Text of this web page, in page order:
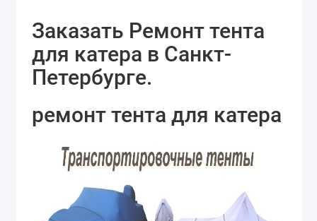
Заказать Ремонт тента
для катера в Санкт-
Петербурге.
ремонт тента для катера